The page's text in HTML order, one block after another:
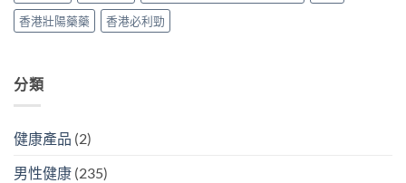
香港壯陽藥藥
香港必利勁
分類
健康產品 (2)
男性健康 (235)